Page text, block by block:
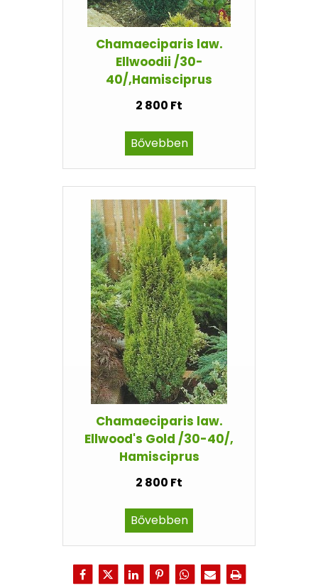
Chamaeciparis law.
Ellwoodii /30-
40/,Hamisciprus
2 800 Ft
Bővebben
Chamaeciparis law.
Ellwood's Gold /30-40/,
Hamisciprus
2 800 Ft
Bővebben